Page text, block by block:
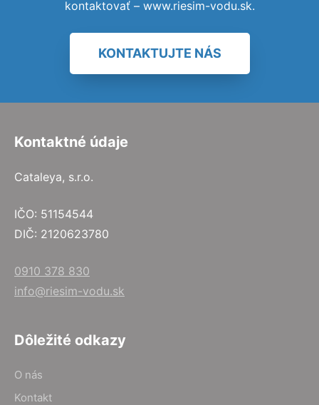
kontaktovať – www.riesim-vodu.sk.
KONTAKTUJTE NÁS
Kontaktné údaje
Cataleya, s.r.o.
IČO: 51154544
DIČ: 2120623780
0910 378 830
info@riesim-vodu.sk
Dôležité odkazy
O nás
Kontakt